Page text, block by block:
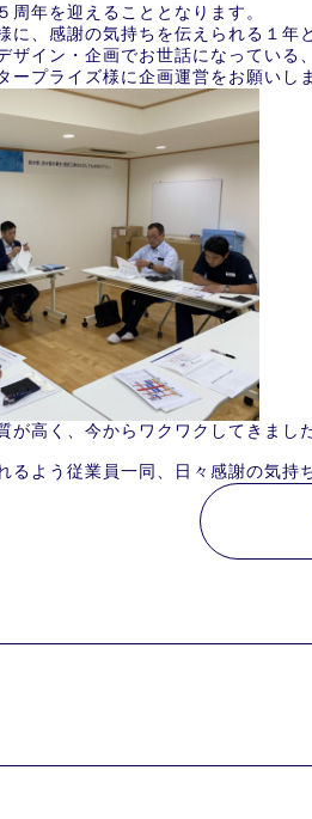
周年を迎えることとなります。
に、感謝の気持ちを伝えられる１年
ザイン・企画でお世話になっている、
ープライズ様に企画運営をお願いし
が高く、今からワクワクしてきまし
るよう従業員一同、日々感謝の気持